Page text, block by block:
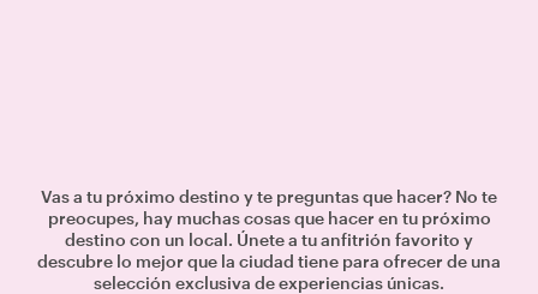
Vas a tu próximo destino y te preguntas que hacer? No te
preocupes, hay muchas cosas que hacer en tu próximo
destino con un local. Únete a tu anfitrión favorito y
descubre lo mejor que la ciudad tiene para ofrecer de una
selección exclusiva de experiencias únicas.